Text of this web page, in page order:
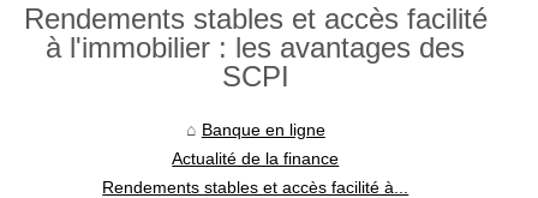
Rendements stables et accès facilité
à l'immobilier : les avantages des
SCPI
Banque en ligne
Actualité de la finance
Rendements stables et accès facilité à...